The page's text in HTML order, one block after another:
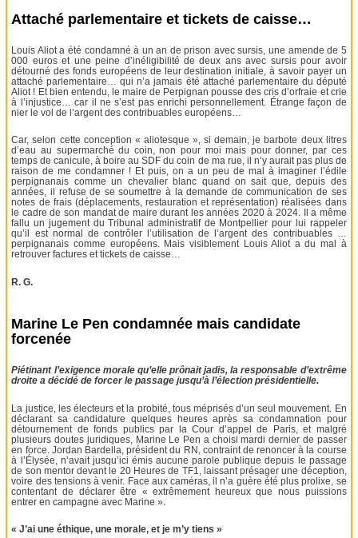
Attaché parlementaire et tickets de caisse…
Louis Aliot a été condamné à un an de prison avec sursis, une amende de 5
000 euros et une peine d’inéligibilité de deux ans avec sursis pour avoir
détourné des fonds européens de leur destination initiale, à savoir payer un
attaché parlementaire… qui n’a jamais été attaché parlementaire du député
Aliot ! Et bien entendu, le maire de Perpignan pousse des cris d’orfraie et crie
à l’injustice… car il ne s’est pas enrichi personnellement. Étrange façon de
nier le vol de l’argent des contribuables européens…
Car, selon cette conception « aliotesque », si demain, je barbote deux litres
d’eau au supermarché du coin, non pour moi mais pour donner, par ces
temps de canicule, à boire au SDF du coin de ma rue, il n’y aurait pas plus de
raison de me condamner ! Et puis, on a un peu de mal à imaginer l’édile
perpignanais comme un chevalier blanc quand on sait que, depuis des
années, il refuse de se soumettre à la demande de communication de ses
notes de frais (déplacements, restauration et représentation) réalisées dans
le cadre de son mandat de maire durant les années 2020 à 2024. Il a même
fallu un jugement du Tribunal administratif de Montpellier pour lui rappeler
qu’il est normal de contrôler l’utilisation de l’argent des contribuables …
perpignanais comme européens. Mais visiblement Louis Aliot a du mal à
retrouver factures et tickets de caisse…
R. G.
Marine Le Pen condamnée mais candidate
forcenée
Piétinant l’exigence morale qu’elle prônait jadis, la responsable d’extrême
droite a décidé de forcer le passage jusqu’à l’élection présidentielle.
La justice, les électeurs et la probité, tous méprisés d’un seul mouvement. En
déclarant sa candidature quelques heures après sa condamnation pour
détournement de fonds publics par la Cour d’appel de Paris, et malgré
plusieurs doutes juridiques, Marine Le Pen a choisi mardi dernier de passer
en force. Jordan Bardella, président du RN, contraint de renoncer à la course
à l’Élysée, n’avait jusqu’ici émis aucune parole publique depuis le passage
de son mentor devant le 20 Heures de TF1, laissant présager une déception,
voire des tensions à venir. Face aux caméras, il n’a guère été plus prolixe, se
contentant de déclarer être « extrêmement heureux que nous puissions
entrer en campagne avec Marine ».
« J’ai une éthique, une morale, et je m’y tiens »